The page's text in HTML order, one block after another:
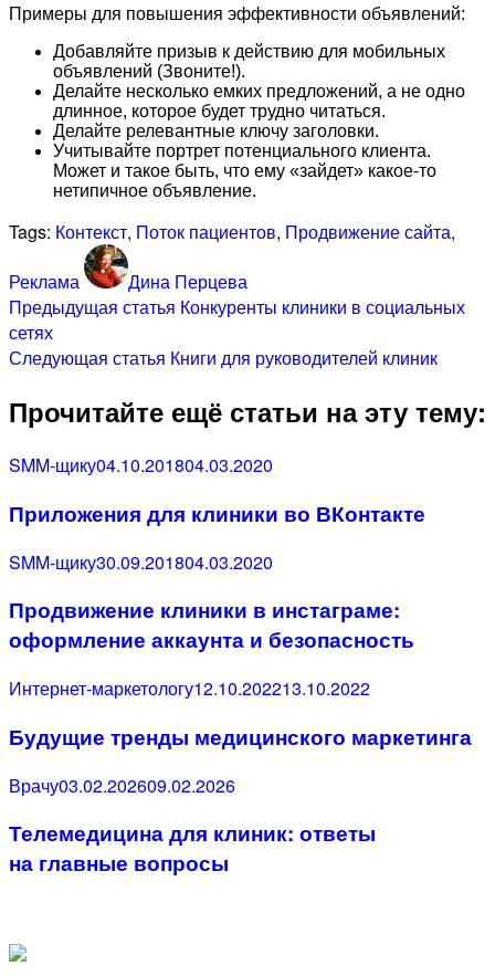
Примеры для повышения эффективности объявлений:
Добавляйте призыв к действию для мобильных
объявлений (Звоните!).
Делайте несколько емких предложений, а не одно
длинное, которое будет трудно читаться.
Делайте релевантные ключу заголовки.
Учитывайте портрет потенциального клиента.
Может и такое быть, что ему «зайдет» какое-то
нетипичное объявление.
Tags: Контекст, Поток пациентов, Продвижение сайта,
Реклама
Дина Перцева
Навигация
по
Предыдущая статья Предыдущие
Конкуренты клиники в социальных
сетях
Следующая статья Next
Книги для руководителей клиник
Прочитайте ещё статьи на эту тему:
Category
SMM-щикуPosted
04.10.201804.03.2020
Приложения для клиники во ВКонтакте
Category
SMM-щикуPosted
30.09.201804.03.2020
Продвижение клиники в инстаграме:
оформление аккаунта и безопасность
Category
Интернет-маркетологуPosted
12.10.202213.10.2022
Будущие тренды медицинского маркетинга
Category
ВрачуPosted
03.02.202609.02.2026
Телемедицина для клиник: ответы
на главные вопросы